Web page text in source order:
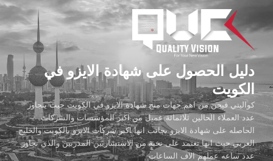
المحتوى
دليل الحصول على شهادة الايزو في
الكويت
كواليتي فيجن من اهم جهات منح شهادة الايزو في الكويت حيث يتجاوز
عدد العملاء الحالين ثلاثمائة عميل من اكبر المؤسسات والشركات
الحاصله على شهادة الايزو بجانب انها اكبر شركات الايزو بالكويت والخليج
العربي حيث انها تعتمد على نخبة من الاستشاريين المدربين والذي تجاوز
عدد ساعه عملهم الاف الساعات